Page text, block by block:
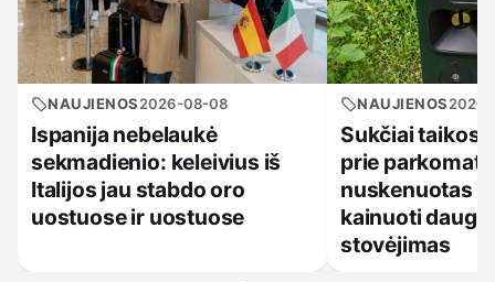
NAUJIENOS2026-08-08
Ispanija nebelaukė
sekmadienio: keleivius iš
Italijos jau stabdo oro
uostuose ir uostuose
NAUJIENOS
Sukčiai taikosi
prie
nuskenuotas
kainuoti
stovėjimas